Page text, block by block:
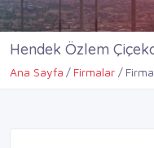
Hendek Özlem
Ana Sayfa Firmalar